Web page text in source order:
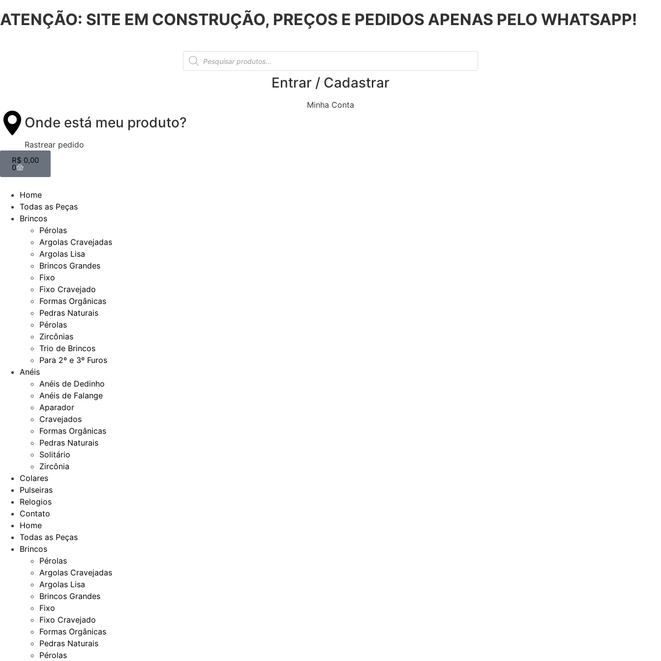
ATENÇÃO: SITE EM CONSTRUÇÃO, PREÇOS E PEDIDOS APENAS PELO WHATSAPP!
Entrar / Cadastrar
Minha Conta
Onde está meu produto?
Rastrear pedido
R$ 0,00
0
Home
Todas as Peças
Brincos
Pérolas
Argolas Cravejadas
Argolas Lisa
Brincos Grandes
Fixo
Fixo Cravejado
Formas Orgânicas
Pedras Naturais
Pérolas
Zircônias
Trio de Brincos
Para 2º e 3º Furos
Anéis
Anéis de Dedinho
Anéis de Falange
Aparador
Cravejados
Formas Orgânicas
Pedras Naturais
Solitário
Zircônia
Colares
Pulseiras
Relogios
Contato
Home
Todas as Peças
Brincos
Pérolas
Argolas Cravejadas
Argolas Lisa
Brincos Grandes
Fixo
Fixo Cravejado
Formas Orgânicas
Pedras Naturais
Pérolas